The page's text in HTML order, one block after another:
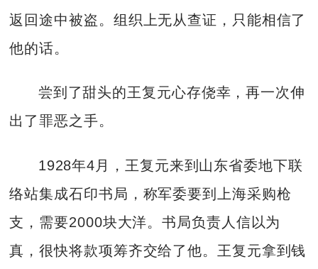
返回途中被盗。组织上无从查证，只能相信了
他的话。
尝到了甜头的王复元心存侥幸，再一次伸
出了罪恶之手。
1928年4月，王复元来到山东省委地下联
络站集成石印书局，称军委要到上海采购枪
支，需要2000块大洋。书局负责人信以为
真，很快将款项筹齐交给了他。王复元拿到钱